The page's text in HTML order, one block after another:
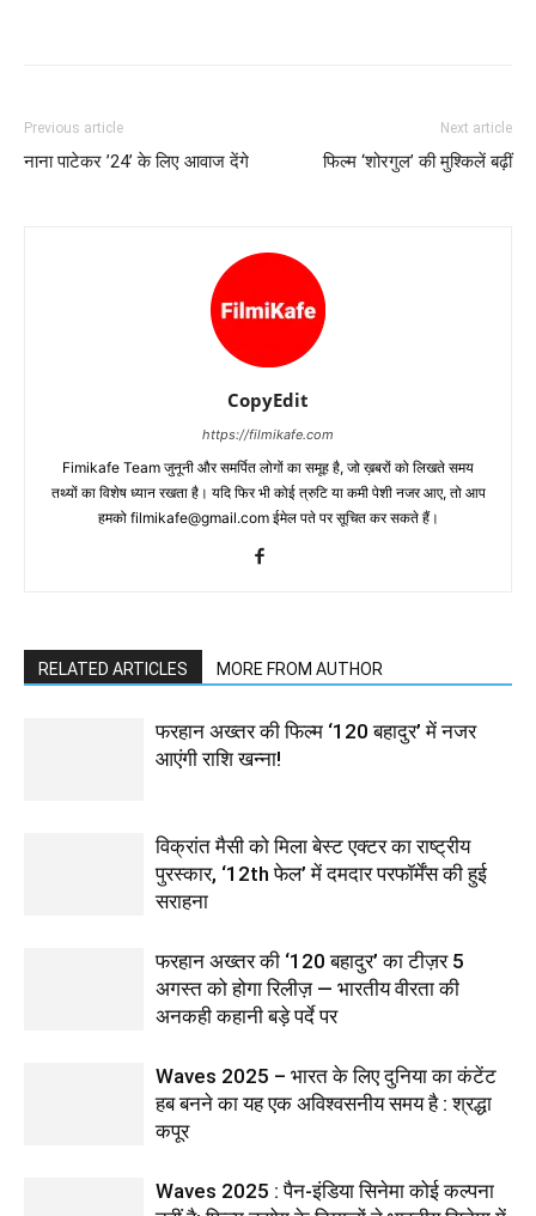
Previous article
नाना पाटेकर ’24’ के लिए आवाज देंगे
Next article
फिल्‍म ‘शोरगुल’ की मुश्‍किलें बढ़ीं
CopyEdit
https://filmikafe.com
Fimikafe Team जुनूनी और समर्पित लोगों का समूह है, जो ख़बरों को लिखते समय
तथ्‍यों का विशेष ध्‍यान रखता है। यदि फिर भी कोई त्रुटि या कमी पेशी नजर आए, तो आप
हमको filmikafe@gmail.com ईमेल पते पर सूचित कर सकते हैं।
RELATED ARTICLES MORE FROM AUTHOR
फरहान अख्तर की फिल्म ‘120 बहादुर’ में नजर
आएंगी राशि खन्ना!
विक्रांत मैसी को मिला बेस्ट एक्टर का राष्ट्रीय
पुरस्कार, ‘12th फेल’ में दमदार परफॉर्मेंस की हुई
सराहना
फरहान अख्तर की ‘120 बहादुर’ का टीज़र 5
अगस्त को होगा रिलीज़ — भारतीय वीरता की
अनकही कहानी बड़े पर्दे पर
Waves 2025 – भारत के लिए दुनिया का कंटेंट
हब बनने का यह एक अविश्वसनीय समय है : श्रद्धा
कपूर
Waves 2025 : पैन-इंडिया सिनेमा कोई कल्पना